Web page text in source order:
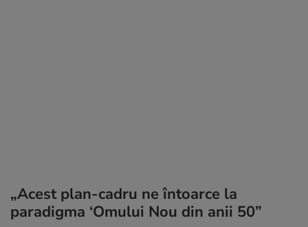
„Acest plan-cadru ne întoarce la
paradigma ‘Omului Nou din anii 50”